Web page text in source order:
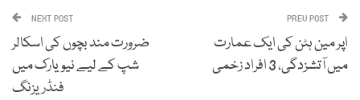
اپر مین ہٹن کی ایک عمارت
میں آتشزدگی، 3 افراد زخمی
NEXT POST
ضرورت مند بچوں کی اسکالر
شپ کے لیے نیویارک میں
فنڈریزنگ